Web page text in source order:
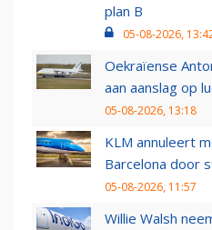
plan B
05-08-2026,
Oekraïense
aan aanslag op
05-08-2026, 13:18
KLM annuleert
Barcelona door
05-08-2026, 11:57
Willie Walsh